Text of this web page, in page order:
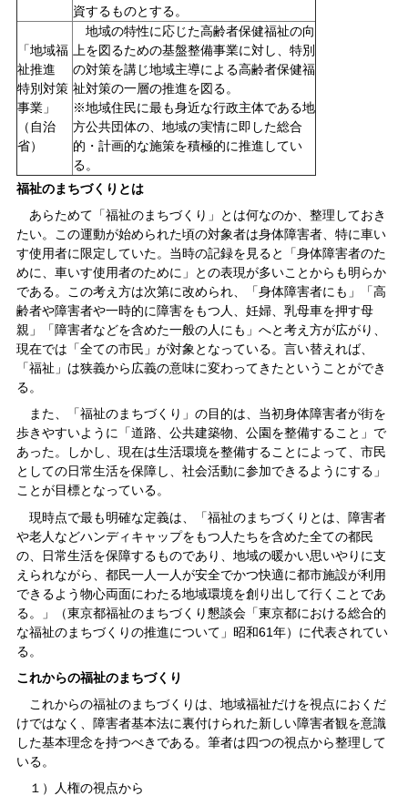
資するものとする。
「地域福
祉推進
特別対策
事業」
（自治
省）
地域の特性に応じた高齢者保健福祉の向
上を図るための基盤整備事業に対し、特別
の対策を講じ地域主導による高齢者保健福
祉対策の一層の推進を図る。
※地域住民に最も身近な行政主体である地
方公共団体の、地域の実情に即した総合
的・計画的な施策を積極的に推進してい
る。
福祉のまちづくりとは
あらためて「福祉のまちづくり」とは何なのか、整理しておき
たい。この運動が始められた頃の対象者は身体障害者、特に車い
す使用者に限定していた。当時の記録を見ると「身体障害者のた
めに、車いす使用者のために」との表現が多いことからも明らか
である。この考え方は次第に改められ、「身体障害者にも」「高
齢者や障害者や一時的に障害をもつ人、妊婦、乳母車を押す母
親」「障害者などを含めた一般の人にも」へと考え方が広がり、
現在では「全ての市民」が対象となっている。言い替えれば、
「福祉」は狭義から広義の意味に変わってきたということができ
る。
また、「福祉のまちづくり」の目的は、当初身体障害者が街を
歩きやすいように「道路、公共建築物、公園を整備すること」で
あった。しかし、現在は生活環境を整備することによって、市民
としての日常生活を保障し、社会活動に参加できるようにする」
ことが目標となっている。
現時点で最も明確な定義は、「福祉のまちづくりとは、障害者
や老人などハンディキャップをもつ人たちを含めた全ての都民
の、日常生活を保障するものであり、地域の暖かい思いやりに支
えられながら、都民一人一人が安全でかつ快適に都市施設が利用
できるよう物心両面にわたる地域環境を創り出して行くことであ
る。」（東京都福祉のまちづくり懇談会「東京都における総合的
な福祉のまちづくりの推進について」昭和61年）に代表されてい
る。
これからの福祉のまちづくり
これからの福祉のまちづくりは、地域福祉だけを視点におくだ
けではなく、障害者基本法に裏付けられた新しい障害者観を意識
した基本理念を持つべきである。筆者は四つの視点から整理して
いる。
１）人権の視点から